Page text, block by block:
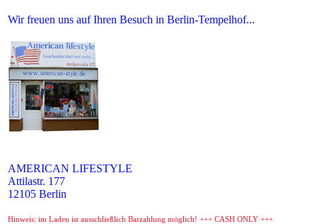
Wir freuen uns auf Ihren Besuch in Berlin-Tempelhof...
AMERICAN LIFESTYLE
Attilastr. 177
12105 Berlin
Hinweis: im Laden ist ausschließlich Barzahlung möglich! +++ CASH ONLY +++